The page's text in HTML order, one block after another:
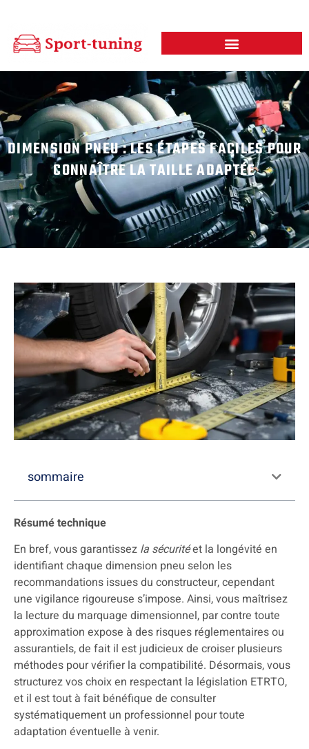
DIMENSION PNEU : LES ÉTAPES FACILES POUR
CONNAÎTRE LA TAILLE ADAPTÉE
sommaire
Résumé technique
En bref, vous garantissez la sécuritéet la longévité en
identifiant chaque dimension pneu selon les
recommandations issues du constructeur, cependant
une vigilance rigoureuse s’impose. Ainsi, vous maîtrisez
la lecture du marquage dimensionnel, par contre toute
approximation expose à des risques réglementaires ou
assurantiels, de fait il est judicieux de croiser plusieurs
méthodes pour vérifier la compatibilité. Désormais, vous
structurez vos choix en respectant la législation ETRTO,
et il est tout à fait bénéfique de consulter
systématiquement un professionnel pour toute
adaptation éventuelle à venir.